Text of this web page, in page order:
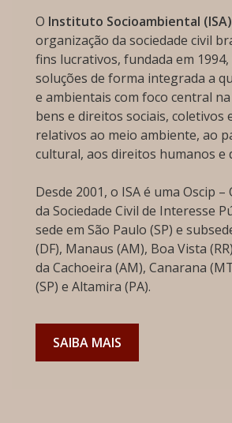
O Instituto Socioambiental (ISA)
organização da sociedade civil
fins lucrativos, fundada em
soluções de forma integrada a
e ambientais com foco central
bens e direitos sociais, coletivos
relativos ao meio ambiente, ao
cultural, aos direitos humanos e
Desde 2001, o ISA é uma Oscip
da Sociedade Civil de Interesse
sede em São Paulo (SP) e
(DF), Manaus (AM), Boa Vista
da Cachoeira (AM), Canarana
(SP) e Altamira (PA).
SAIBA MAIS